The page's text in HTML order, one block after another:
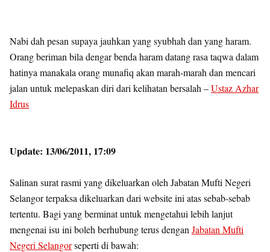
Nabi dah pesan supaya jauhkan yang syubhah dan yang haram.
Orang beriman bila dengar benda haram datang rasa taqwa dalam
hatinya manakala orang munafiq akan marah-marah dan mencari
jalan untuk melepaskan diri dari kelihatan bersalah –Ustaz Azhar
Idrus
Update: 13/06/2011, 17:09
Salinan surat rasmi yang dikeluarkan oleh Jabatan Mufti Negeri
Selangor terpaksa dikeluarkan dari website ini atas sebab-sebab
tertentu. Bagi yang berminat untuk mengetahui lebih lanjut
mengenai isu ini boleh berhubung terus dengan Jabatan Mufti
Negeri Selangorseperti di bawah: